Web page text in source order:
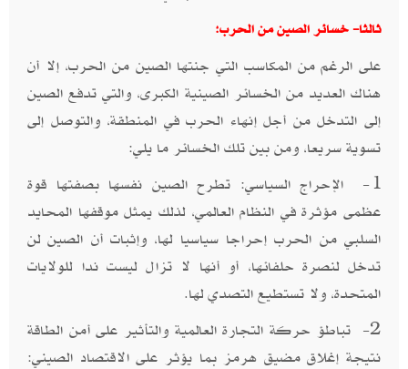
ثالثا- خسائر الصين من الحرب:
على الرغم من المكاسب التي جنتها الصين من الحرب، إلا أن
هناك العديد من الخسائر الصينية الكبرى، والتي تدفع الصين
إلى التدخل من أجل إنهاء الحرب في المنطقة، والتوصل إلى
تسوية سريعا، ومن بين تلك الخسائر ما يلي:
1- الإحراج السياسي: تطرح الصين نفسها بصفتها قوة
عظمى مؤثرة في النظام العالمي، لذلك يمثل موقفها المحايد
السلبي من الحرب إحراجا سياسيا لها، وإثبات أن الصين لن
تدخل لنصرة حلفائها، أو أنها لا تزال ليست ندا للولايات
المتحدة، ولا تستطيع التصدي لها.
2- تباطؤ حركة التجارة العالمية والتأثير على أمن الطاقة
نتيجة إغلاق مضيق هرمز بما يؤثر على الاقتصاد الصيني: